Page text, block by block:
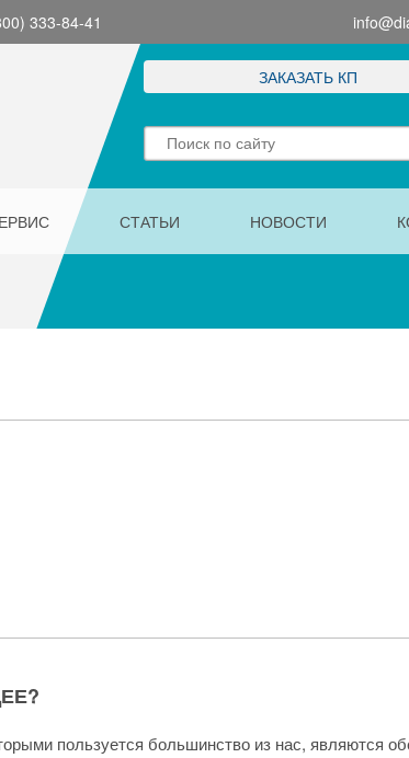
333-84-41
ЗАКАЗАТЬ КП
СТАТЬИ НОВОСТИ
пользуется большинство из нас, являются